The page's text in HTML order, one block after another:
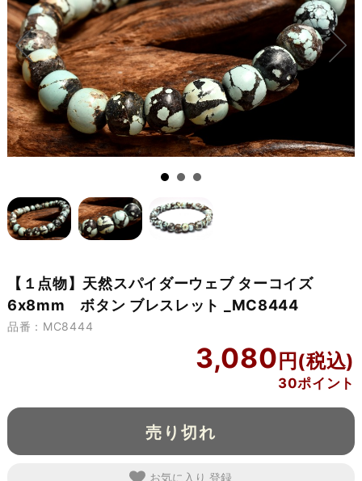
【１点物】天然スパイダーウェブ ターコイズ
6x8mm ボタン ブレスレット _MC8444
品番：MC8444
3,080
30ポイント
売り切れ
お気に入り